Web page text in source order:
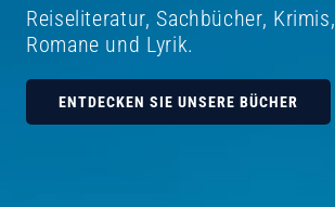
Reiseliteratur, Sachbücher, Krimis,
Romane und Lyrik.
ENTDECKEN SIE UNSERE BÜCHER